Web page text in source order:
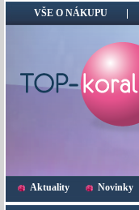
VŠE O NÁKUPU
Aktuality Novinky